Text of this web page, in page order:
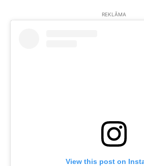
REKLĀMA
View this post on